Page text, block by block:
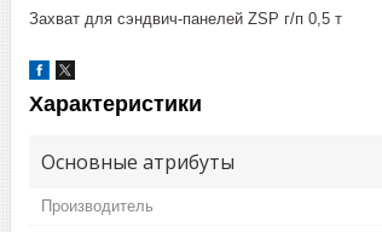
Захват для сэндвич-панелей ZSP г/п 0,5 т
Характеристики
Основные атрибуты
Производитель